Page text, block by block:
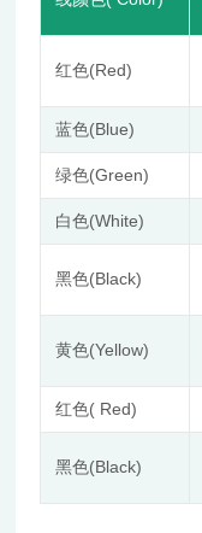
红色(Red)
蓝色(Blue)
绿色(Green)
白色(White)
黑色(Black)
黄色(Yellow)
红色( Red)
黑色(Black)